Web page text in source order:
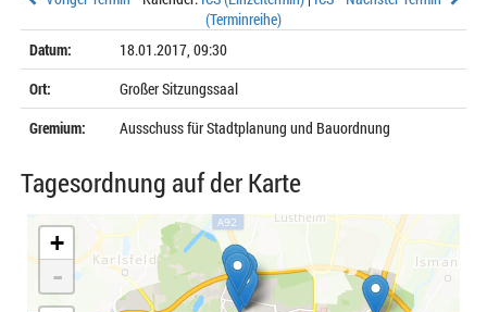
(Terminreihe)
Datum:
18.01.2017, 09:30
Ort:
Großer Sitzungssaal
Gremium:
Ausschuss für Stadtplanung und Bauordnung
Tagesordnung auf der Karte
+
-